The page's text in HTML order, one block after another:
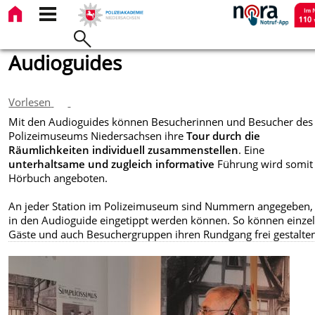
Audioguides
Vorlesen
Mit den Audioguides können Besucherinnen und Besucher des
Polizeimuseums Niedersachsen ihreTour durch die
Räumlichkeiten individuell zusammenstellen. Eine
unterhaltsame und zugleich informative Führung wird
Hörbuch angeboten.
An jeder Station im Polizeimuseum sind Nummern
in den Audioguide eingetippt werden können. So können
Gäste und auch Besuchergruppen ihren Rundgang frei